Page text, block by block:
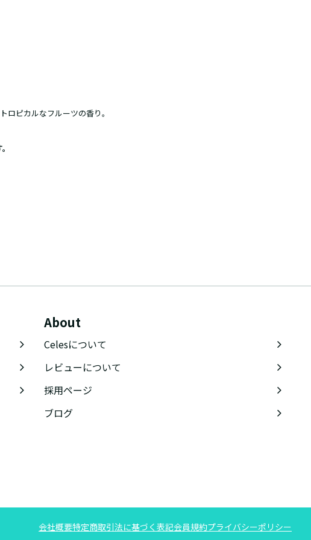
ピカルなフルーツの香り。
About
Celesについて
レビューについて
採用ページ
ブログ
会社概要特定商取引法に基づく表記会員規約プライバシーポリシー